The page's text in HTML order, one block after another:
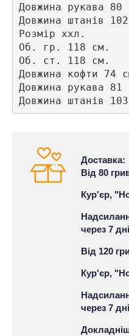
Довжина рукава 80
Довжина штанів
Розмір ххл.
Об. гр. 118 см.
Об. ст. 118 см.
Довжина кофти 74
Довжина рукава 81
Довжина штанів
Доставка:
Від 80
Кур'єр,
через 7
Від 120
Кур'єр,
через 7